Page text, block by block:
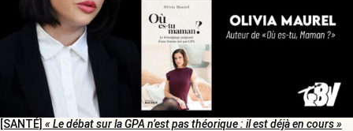
[SANTÉ] « Le débat sur la GPA n’est pas théorique : il est déjà en cours »